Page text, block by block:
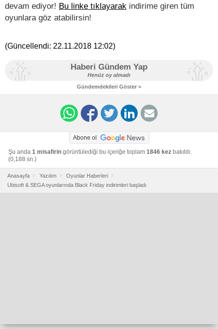
devam ediyor! Bu linke tıklayarak indirime giren tüm
oyunlara göz atabilirsin!
(Güncellendi: 22.11.2018 12:02)
Haberi Gündem Yap
Henüz oy almadı
Gündemdekileri Göster >
Abone ol
Şu anda 1 misafirin görüntülediği bu içeriğe toplam 1846 kez bakıldı.
(0,188 sn.)
Anasayfa Yazılım
Oyunlar Haberleri
Ubisoft & SEGA oyunlarında Black Friday indirimleri başladı